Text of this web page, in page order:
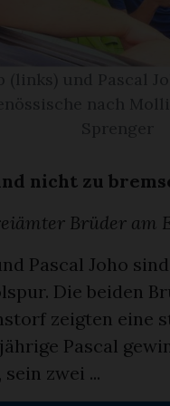
nicht zu
Brüder am
Pascal Joho
Die beiden
zeigten eine
Pascal
sein zwei ...